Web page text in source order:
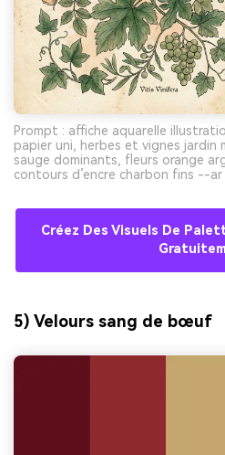
Prompt : affiche aquarelle
papier uni, herbes et vignes jardin
sauge dominants, fleurs orange
contours d’encre charbon fins --ar
Créez Des Visuels De
5) Velours sang de bœuf